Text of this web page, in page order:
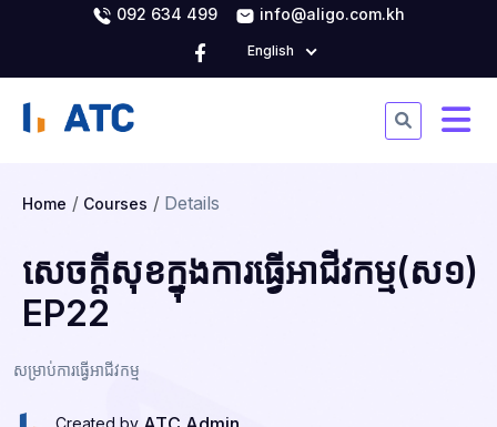
092 634 499 info@aligo.com.kh
English
Home Courses Details
សេចក្ដីសុខក្នុងការធ្វើអាជីវកម្ម(ស១)
EP22
សម្រាប់ការធ្វើអាជីវកម្ម
Created by